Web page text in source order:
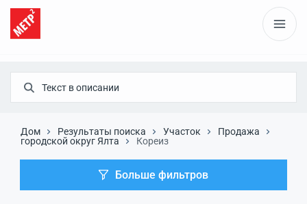
Дом Результаты поиска Участок
Продажа
городской округ Ялта
Кореиз
Больше фильтров